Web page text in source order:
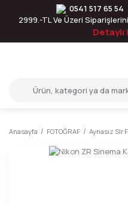
0541 517 65 54
2999.-TL Ve Üzeri
Anasayfa FOTOĞRAF Aynasız Slr